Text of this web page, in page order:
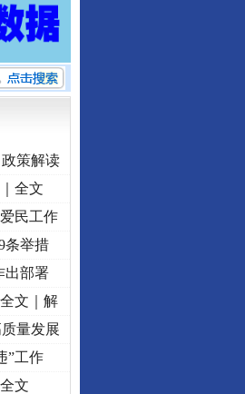
策解读
全文
民工作
条举措
出部署
文｜解
量发展
”工作
文